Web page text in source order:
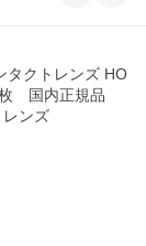
タクトレンズ HO
枚 国内正規品
ンズ